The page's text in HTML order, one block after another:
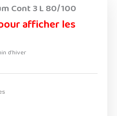
Cont 3 L 80/100
afficher les
d’hiver